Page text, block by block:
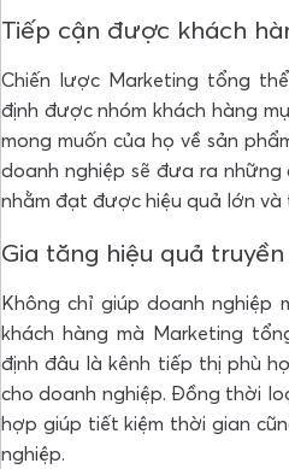
Tiếp cận được khách
Chiến lược Marketing tổng
định được nhóm khách hàng
mong muốn của họ về sản
doanh nghiệp sẽ đưa ra
nhằm đạt được hiệu quả lớn
Gia tăng hiệu quả
Không chỉ giúp doanh nghiệp
khách hàng mà Marketing
định đâu là kênh tiếp thị phù
cho doanh nghiệp. Đồng thời
hợp giúp tiết kiệm thời gian
nghiệp.